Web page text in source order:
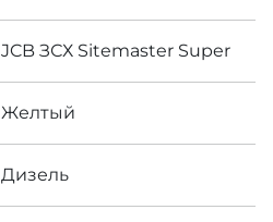
JCB ЗСХ Sitemaster Super
Желтый
Дизель